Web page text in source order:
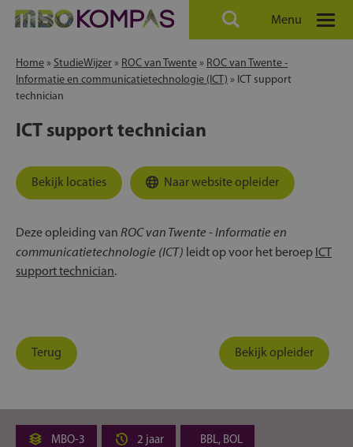
Menu
Home » StudieWijzer » ROC van Twente » ROC van Twente -
Informatie en communicatietechnologie (ICT) » ICT support
technician
ICT support technician
Bekijk locaties Naar website opleider
Deze opleiding van ROC van Twente - Informatie en
communicatietechnologie (ICT) leidt op voor het beroep ICT
support technician.
Terug Bekijk opleider
MBO-3 2 jaar BBL, BOL